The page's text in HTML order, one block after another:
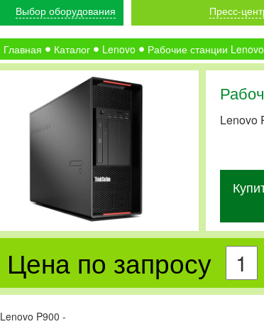
Выбор оборудования Пресс-
Главная Каталог Lenovo Рабочие станции Lenovo
Lenovo
Цена по запросу
Lenovo P900 -